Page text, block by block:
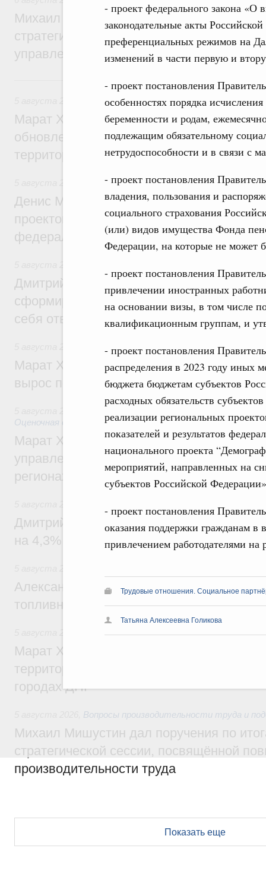
- проект федерального закона «О
законодательные акты
преференциальных режимов на
изменений в части первую и
- проект постановления
особенностях порядка
беременности и родам,
подлежащим обязательному
нетрудоспособности и в связи с
- проект постановления
владения, пользования и
социального страхования
(или) видов имущества Фонда
Федерации, на которые не может
- проект постановления
привлечении иностранных
на основании визы, в том числе
квалификационным группам, и
- проект постановления
распределения в 2023 году иных
бюджета бюджетам субъектов
расходных обязательств
реализации региональных
показателей и результатов
национального проекта
мероприятий, направленных на
субъектов Российской
- проект постановления
оказания поддержки гражданам в
привлечением работодателями на
Трудовые отношения. Социальное
Татьяна Алексеевна Голикова
Михаил Мишустин дал поручения по
стратегической сессии о
управления научно-технологическим
5 августа, среда
Жилищно-коммунальное хозяйство
Марат Хуснуллин: Более 4,3 тыс.
обновлено в России при участии Фонда
территорий
Инструменты развития территорий.
Денис Мантуров провёл совещание по
проектов института кураторства в
федеральном округе
Дмитрий Чернышенко: Всемирный
сформировал целое сообщество людей,
себя ответственность за будущее
Национальный проект «Инфраструктура
Марат Хуснуллин: Ввод нежилых зданий
вырос почти на треть
Оценочная деятельность
Марат Хуснуллин: По решению
управление «ДОМ.РФ» перейдёт более
регионах
Дмитрий Чернышенко: Внутренний
на 4,3%, въездной – на 20,1%
Александр Новак провёл совещание по
топливном рынке
Жилищная политика, рынок жилья
Марат Хуснуллин: Первые проекты
территорий в Донбассе и Новороссии
городах ДНР
Вопросы производительности труда и
Михаил Мишустин дал поручения по
стратегической сессии, посвящённой
производительности труда
Показать еще